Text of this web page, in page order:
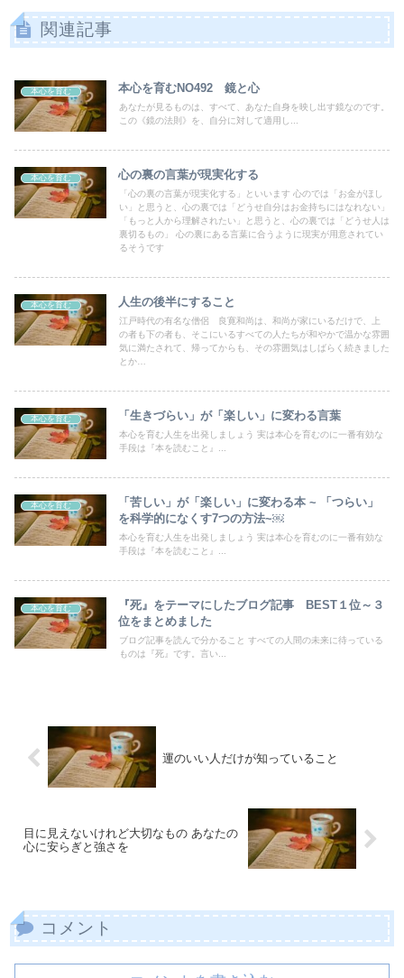
関連記事
本心を育む 本心を育むNO492 鏡と心
あなたが見るものは、すべて、あなた自身を映し出す鏡なのです。
この《鏡の法則》を、自分に対して適用し...
本心を育む 心の裏の言葉が現実化する
「心の裏の言葉が現実化する」といいます 心のでは「お金がほし
い」と思うと、心の裏では「どうせ自分はお金持ちにはなれない」
「もっと人から理解されたい」と思うと、心の裏では「どうせ人は
裏切るもの」 心の裏にある言葉に合うように現実が用意されてい
るそうです
本心を育む 人生の後半にすること
江戸時代の有名な僧侶 良寛和尚は、和尚が家にいるだけで、上
の者も下の者も、そこにいるすべての人たちが和やかで温かな雰囲
気に満たされて、帰ってからも、その雰囲気はしばらく続きました
とか…
本心を育む 「生きづらい」が「楽しい」に変わる言葉
本心を育む人生を出発しましょう 実は本心を育むのに一番有効な
手段は『本を読むこと』...
本心を育む
「苦しい」が「楽しい」に変わる本 ~ 「つらい」
を科学的になくす7つの方法~￼
本心を育む人生を出発しましょう 実は本心を育むのに一番有効な
手段は『本を読むこと』...
本心を育む
『死』をテーマにしたブログ記事 BEST１位～３
位をまとめました
ブログ記事を読んで分かること すべての人間の未来に待っている
ものは『死』です。言い...
運のいい人だけが知っていること
目に見えないけれど大切なもの あなたの
心に安らぎと強さを
コメント